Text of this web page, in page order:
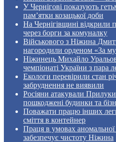
У Чернігові показують
пам’ятки козацької доби
На Чернігівщині відкрили
через борги за комуналку
Військового з Ніжина
нагородили орденом «За
Ніжинець Михайло
чемпіонаті України з пара
Екологи перевірили стан
забруднення не виявили
Росіяни атакували
пошкоджені будинки та
Поважати працю інших
сміття в контейнер
Праця в умовах
забезпечує чистоту Ніжина